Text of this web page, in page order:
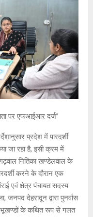
पर एफआईआर दर्ज”
प्रदेश में पारदर्शी
जा रहा है, इसी क्रम में
नितिका खण्डेलवाल के
करने के दौरान एक
एवं क्षेत्र पंचायत सदस्य
देहरादून द्वारा पुनर्वास
भूखण्डों के कथित रूप से गलत